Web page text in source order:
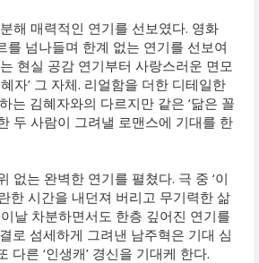
해 매력적인 연기를 선보였다. 영화
를 넘나들며 한계 없는 연기를 선보여
현실 공감 연기부터 사랑스러운 면모
자’ 그 자체. 리얼함을 더한 디테일한
는 김혜자와의 다르지만 같은 ‘닮은 꼴
두 사람이 그려낼 로맨스에 기대를 한
없는 완벽한 연기를 펼쳤다. 극 중 ‘이
한 시간을 내던져 버리고 무기력한 삶
날 차분하면서도 한층 깊어진 연기를
로 섬세하게 그려낸 남주혁은 기대 심
른 ‘인생캐’ 경신을 기대케 한다.